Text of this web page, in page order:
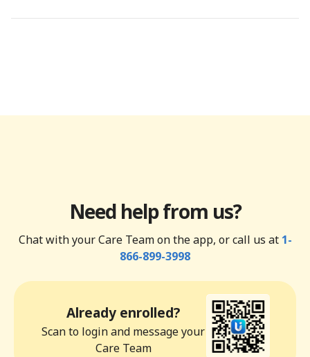
Need help from us?
Chat with your Care Team on the app, or call us at 1-
866-899-3998
Already enrolled?
Scan to login and message your
Care Team